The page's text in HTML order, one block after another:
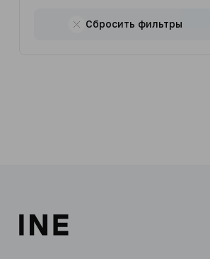
Сбросить фильтры